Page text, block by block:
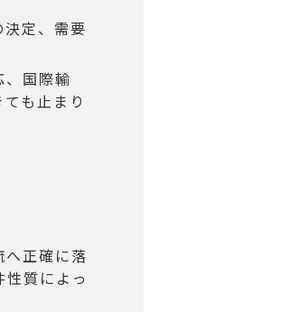
決定、需要
、国際輸
も止まり
正確に落
質によっ